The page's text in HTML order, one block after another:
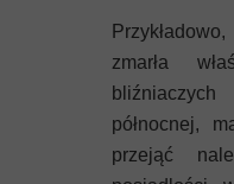
zmarła
północnej,
przejąć